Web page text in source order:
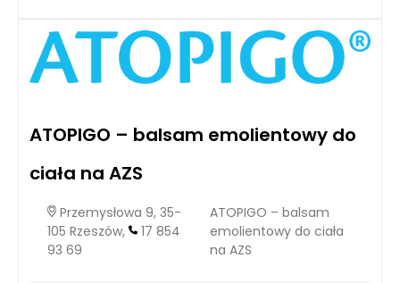
ATOPIGO – balsam emolientowy do
ciała na AZS
Przemysłowa 9, 35-
105 Rzeszów,
17 854
93 69
ATOPIGO – balsam
emolientowy do ciała
na AZS